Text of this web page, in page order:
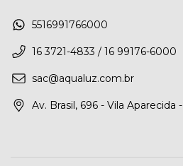
5516991766000
16 3721-4833 / 16 99176-6000
sac@aqualuz.com.br
Av. Brasil, 696 - Vila Aparecida